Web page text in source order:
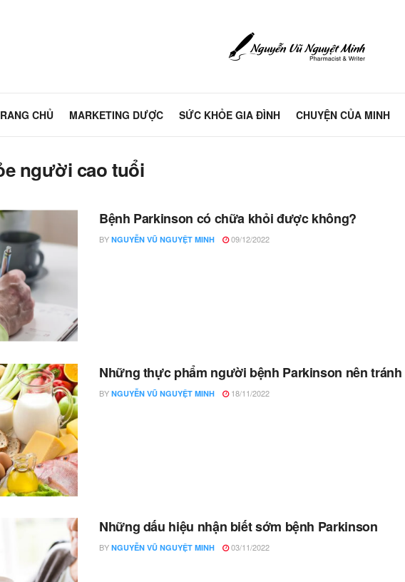
CHỦ MARKETING DƯỢC SỨC KHỎE GIA ĐÌNH CHUYỆN CỦA MINH
người cao tuổi
Bệnh Parkinson có chữa khỏi được không?
BY NGUYỄN VŨ NGUYỆT MINH 09/12/2022
Những thực phẩm người bệnh Parkinson nên tránh
BY NGUYỄN VŨ NGUYỆT MINH 18/11/2022
Những dấu hiệu nhận biết sớm bệnh Parkinson
BY NGUYỄN VŨ NGUYỆT MINH 03/11/2022